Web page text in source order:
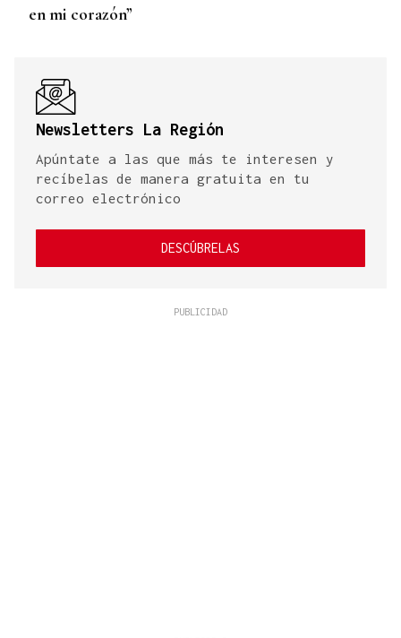
en mi corazón”
Newsletters La Región
Apúntate a las que más te interesen y
recíbelas de manera gratuita en tu
correo electrónico
DESCÚBRELAS